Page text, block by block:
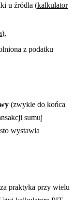
u źródła (kalkulator
),
z podatku
(zwykle do końca
sumuj
wystawia
praktyka przy wielu